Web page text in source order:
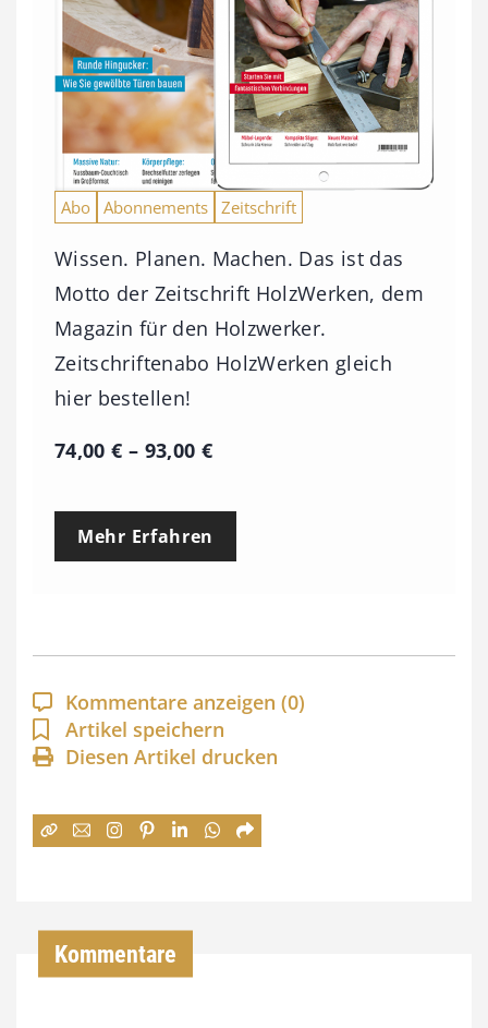
Abo Abonnements Zeitschrift
Wissen. Planen. Machen. Das ist das
Motto der Zeitschrift HolzWerken, dem
Magazin für den Holzwerker.
Zeitschriftenabo HolzWerken gleich
hier bestellen!
74,00€ – 93,00 €P
e
p
a
n
n
:
Mehr Erfahren
Kommentare anzeigen (0)
Artikel speichern
Diesen Artikel drucken
Kommentare